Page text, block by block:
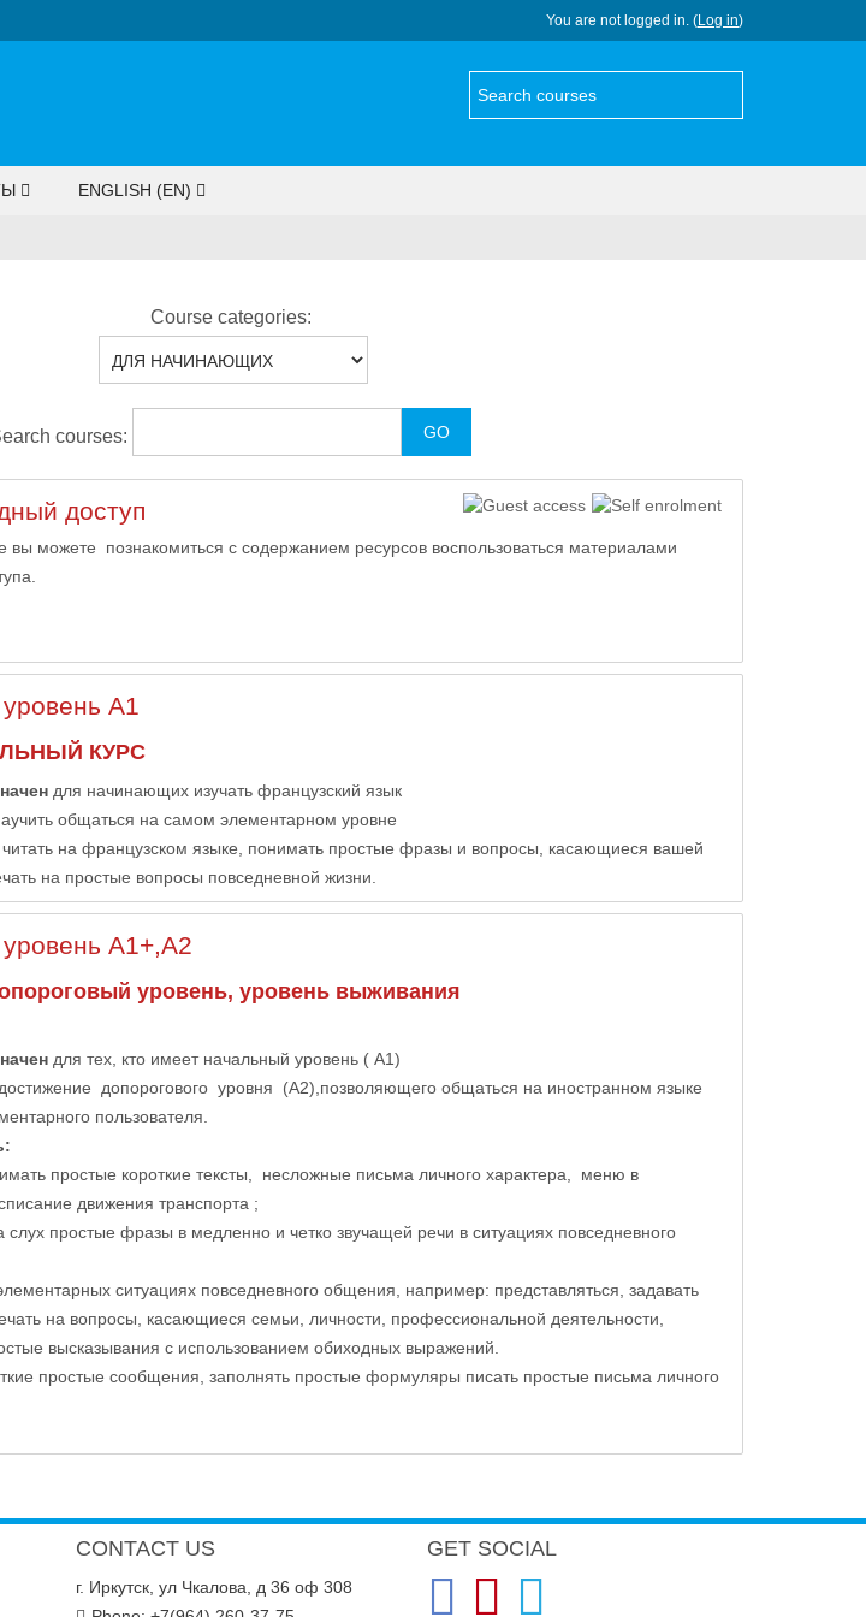
You are not logged in. (Log in)
ENGLISH ‎(EN)‎
Course categories:
courses:
доступ
вы можете познакомиться с содержанием ресурсов воспользоваться материалами
А1
КУРС
для начинающих изучать французский язык
общаться на самом элементарном уровне
читать на французском языке, понимать простые фразы и вопросы, касающиеся вашей
на простые вопросы повседневной жизни.
А1+,А2
уровень, уровень выживания
для тех, кто имеет начальный уровень ( A1)
достижение допорогового уровня (А2),позволяющего общаться на иностранном языке
пользователя.
простые короткие тексты, несложные письма личного характера, меню в
движения транспорта ;
простые фразы в медленно и четко звучащей речи в ситуациях повседневного
ситуациях повседневного общения, например: представляться, задавать
на вопросы, касающиеся семьи, личности, профессиональной деятельности,
высказывания с использованием обиходных выражений.
простые сообщения, заполнять простые формуляры писать простые письма личного
CONTACT US
г. Иркутск, ул Чкалова, д 36 оф 308
GET SOCIAL